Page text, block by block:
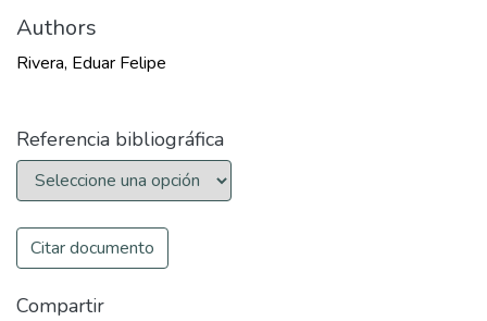
Authors
Rivera, Eduar Felipe
Referencia bibliográfica
Citar documento
Compartir